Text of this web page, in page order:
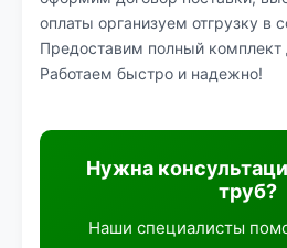
оплаты организуем отгрузку в
Предоставим полный комплект
Работаем быстро и надежно!
Нужна
труб?
Наши специалисты